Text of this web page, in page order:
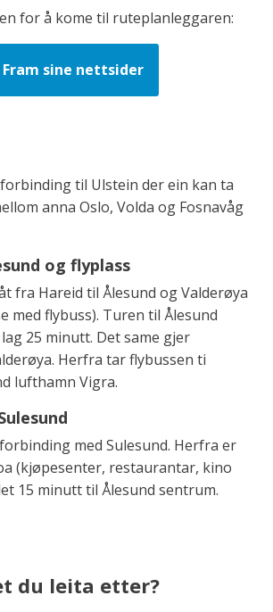
d
e
for å kome til ruteplanleggaren:
sine nettsider
til Ulstein der ein kan ta
anna Oslo, Volda og Fosnavåg
og flyplass
fra Hareid til Ålesund og Valderøya
med flybuss). Turen til Ålesund
25 minutt. Det same gjer
Herfra tar flybussen ti
lufthamn Vigra.
med Sulesund. Herfra er
(kjøpesenter, restaurantar, kino
15 minutt til Ålesund sentrum.
du leita etter?